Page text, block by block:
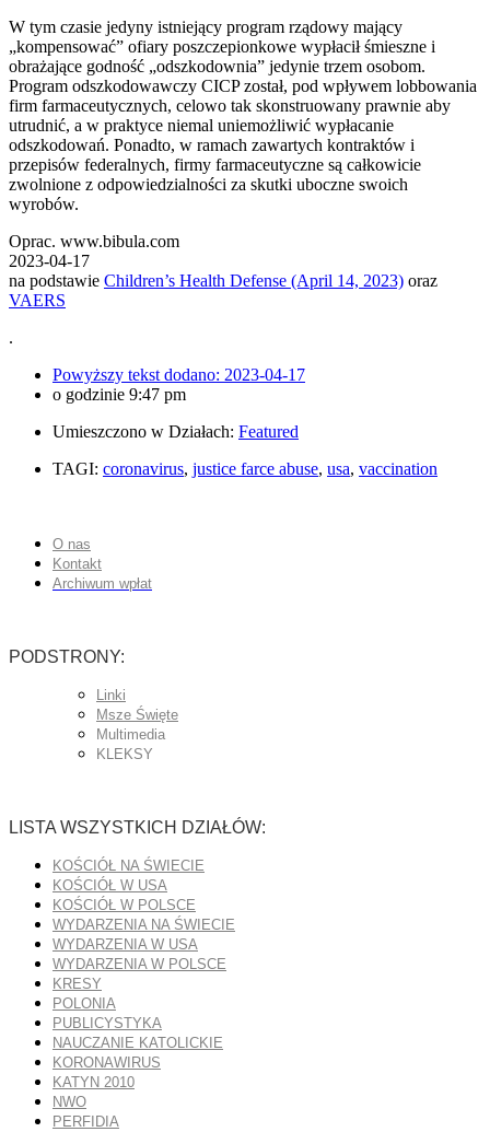
W tym czasie jedyny istniejący program rządowy mający
„kompensować” ofiary poszczepionkowe wypłacił śmieszne i
obrażające godność „odszkodownia” jedynie trzem osobom.
Program odszkodowawczy CICP został, pod wpływem lobbowania
firm farmaceutycznych, celowo tak skonstruowany prawnie aby
utrudnić, a w praktyce niemal uniemożliwić wypłacanie
odszkodowań. Ponadto, w ramach zawartych kontraktów i
przepisów federalnych, firmy farmaceutyczne są całkowicie
zwolnione z odpowiedzialności za skutki uboczne swoich
wyrobów.
Oprac. www.bibula.com
2023-04-17
na podstawie Children’s Health Defense (April 14, 2023) oraz
VAERS
.
Powyższy tekst dodano: 2023-04-17
o godzinie 9:47 pm
Umieszczono w Działach: Featured
TAGI: coronavirus, justice farce abuse, usa, vaccination
O nas
Kontakt
Archiwum wpłat
PODSTRONY:
Linki
Msze Święte
Multimedia
KLEKSY
LISTA WSZYSTKICH DZIAŁÓW:
KOŚCIÓŁ NA ŚWIECIE
KOŚCIÓŁ W USA
KOŚCIÓŁ W POLSCE
WYDARZENIA NA ŚWIECIE
WYDARZENIA W USA
WYDARZENIA W POLSCE
KRESY
POLONIA
PUBLICYSTYKA
NAUCZANIE KATOLICKIE
KORONAWIRUS
KATYN 2010
NWO
PERFIDIA